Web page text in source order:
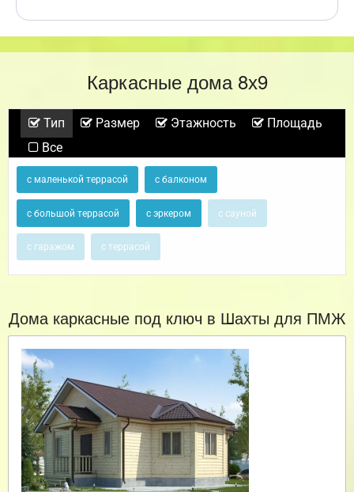
Каркасные дома 8х9
Тип Размер Этажность
Площадь
Все
с маленькой террасой с балконом
с большой террасой с эркером с сауной
с гаражом с террасой
Дома каркасные под ключ в Шахты для ПМЖ